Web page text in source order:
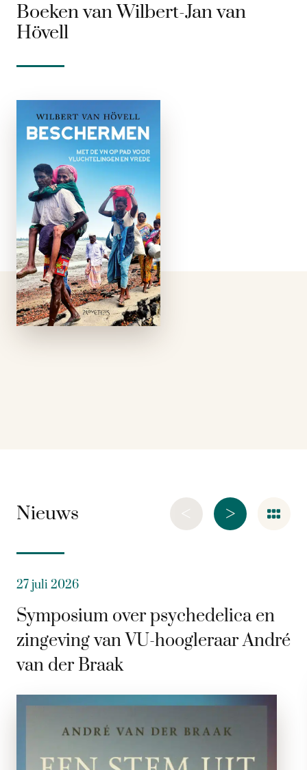
Boeken van Wilbert-Jan van
Hövell
Beschermen
paperback
In de jaren negentig
en nul vonden grote
humanitaire crises
plaats als gevolg van
oorlog en repressie.
Van Ethiopië tot Oost-
Timor en van
Joegoslavië tot de
Rohingya uit
Myanmar – …
Nieuws >
<
27 juli 2026
Symposium over psychedelica en
zingeving van VU-hoogleraar André
van der Braak